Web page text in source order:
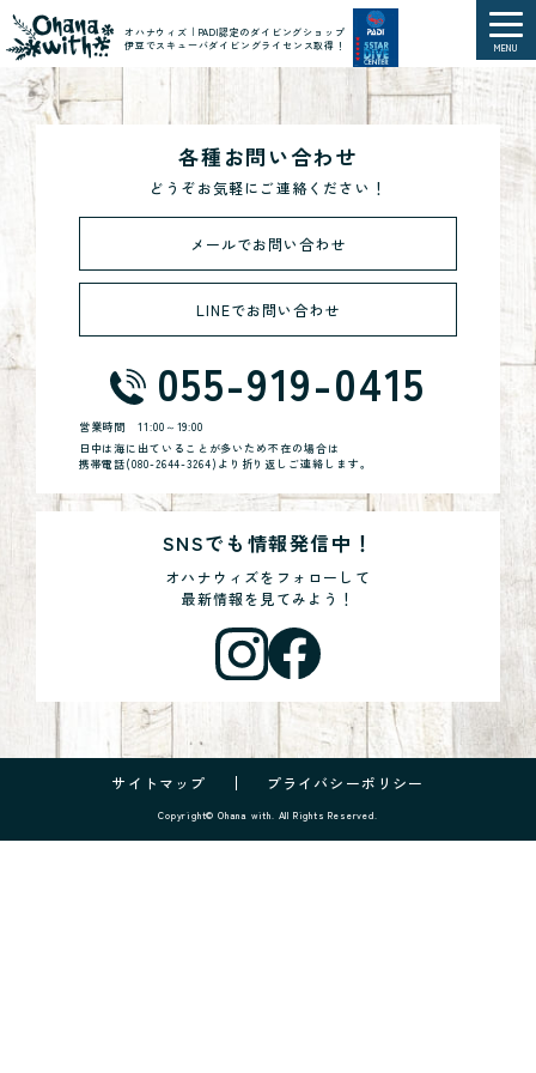
オハナウィズ｜PADI認定のダイビングショップ
伊豆でスキューバダイビングライセンス取得！
MENU
各種お問い合わせ
どうぞお気軽にご連絡ください！
メールでお問い合わせ
LINEでお問い合わせ
055-919-0415
営業時間11:00～19:00
日中は海に出ていることが多いため不在の場合は
携帯電話(080-2644-3264)より折り返しご連絡します。
SNSでも情報発信中！
オハナウィズをフォローして
最新情報を見てみよう！
サイトマップ プライバシーポリシー
Copyright© Ohana with. All Rights Reserved.